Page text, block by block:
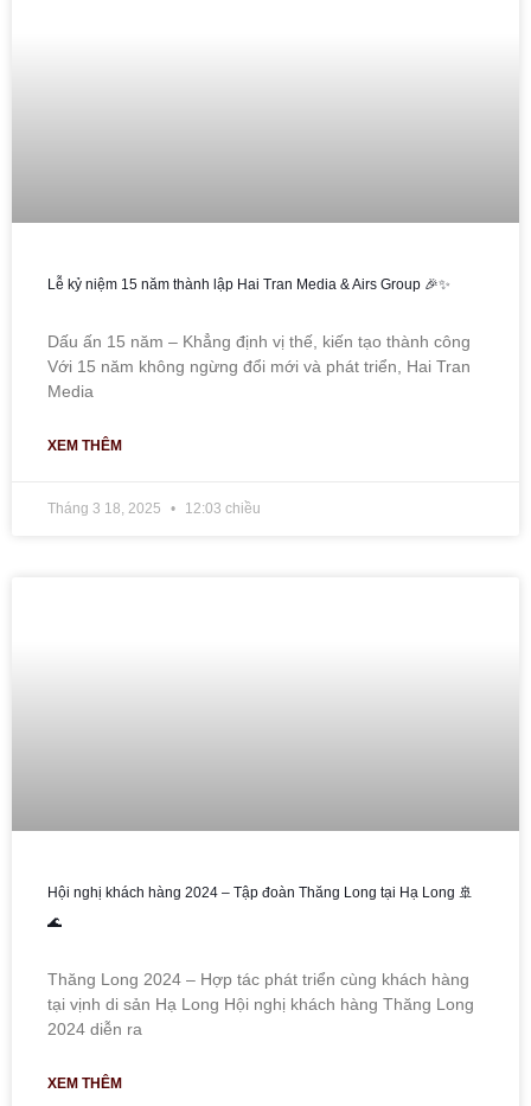
Lễ kỷ niệm 15 năm thành lập Hai Tran Media & Airs Group 🎉✨
Dấu ấn 15 năm – Khẳng định vị thế, kiến tạo thành công
Với 15 năm không ngừng đổi mới và phát triển, Hai Tran
Media
XEM THÊM
Tháng 3 18, 2025 12:03 chiều
Hội nghị khách hàng 2024 – Tập đoàn Thăng Long tại Hạ Long 🚢
🌊
Thăng Long 2024 – Hợp tác phát triển cùng khách hàng
tại vịnh di sản Hạ Long Hội nghị khách hàng Thăng Long
2024 diễn ra
XEM THÊM